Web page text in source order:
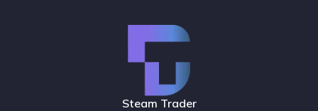
Steam Trader